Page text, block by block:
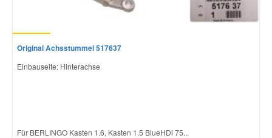
Original Achsstummel 517637
Einbauseite: Hinterachse
Für BERLINGO Kasten 1.6, Kasten 1.5 BlueHDi 75...